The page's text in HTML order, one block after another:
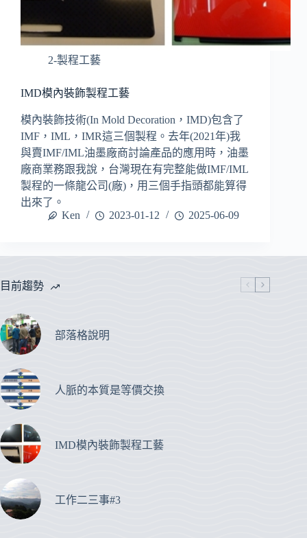
2-製程工藝
IMD模內裝飾製程工藝
模內裝飾技術(In Mold Decoration，IMD)包含了
IMF，IML，IMR這三個製程。去年(2021年)我
與賣IMF/IML油墨廠商討論產品的應用時，油墨
廠商業務跟我說，台灣現在有完整能做IMF/IML
製程的一條龍公司(廠)，用三個手指頭都能算得
出來了。
Ken
2023-01-12 2025-06-09
目前趨勢
部落格說明
人脈的本質是等價交換
IMD模內裝飾製程工藝
工作二三事#3